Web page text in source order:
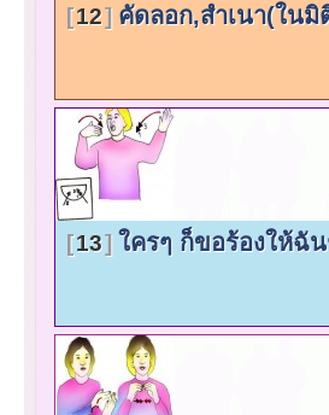
12 คัดลอก,สำเนา(ในมิ
13 ใครๆ ก็ขอร้องให้ฉั